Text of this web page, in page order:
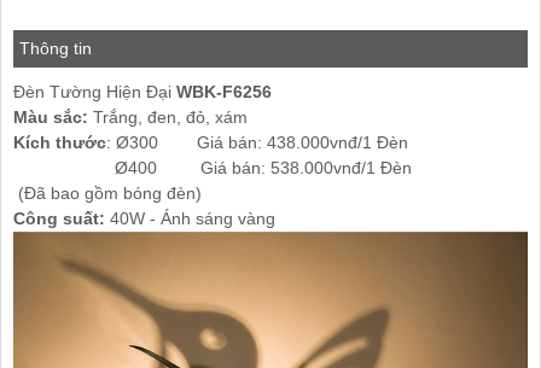
Thông tin
Đèn Tường Hiện Đại WBK-F6256
Màu sắc: Trắng, đen, đỏ, xám
Kích thước: Ø300 Giá bán: 438.000vnđ/1 Đèn
Ø400 Giá bán: 538.000vnđ/1 Đèn
(Đã bao gồm bóng đèn)
Công suất: 40W - Ánh sáng vàng